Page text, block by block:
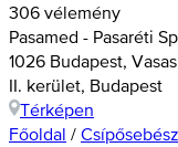
306 vélemény
Pasamed - Pasaréti
1026 Budapest,
II. kerület, Budapest
Térképen
Főoldal /